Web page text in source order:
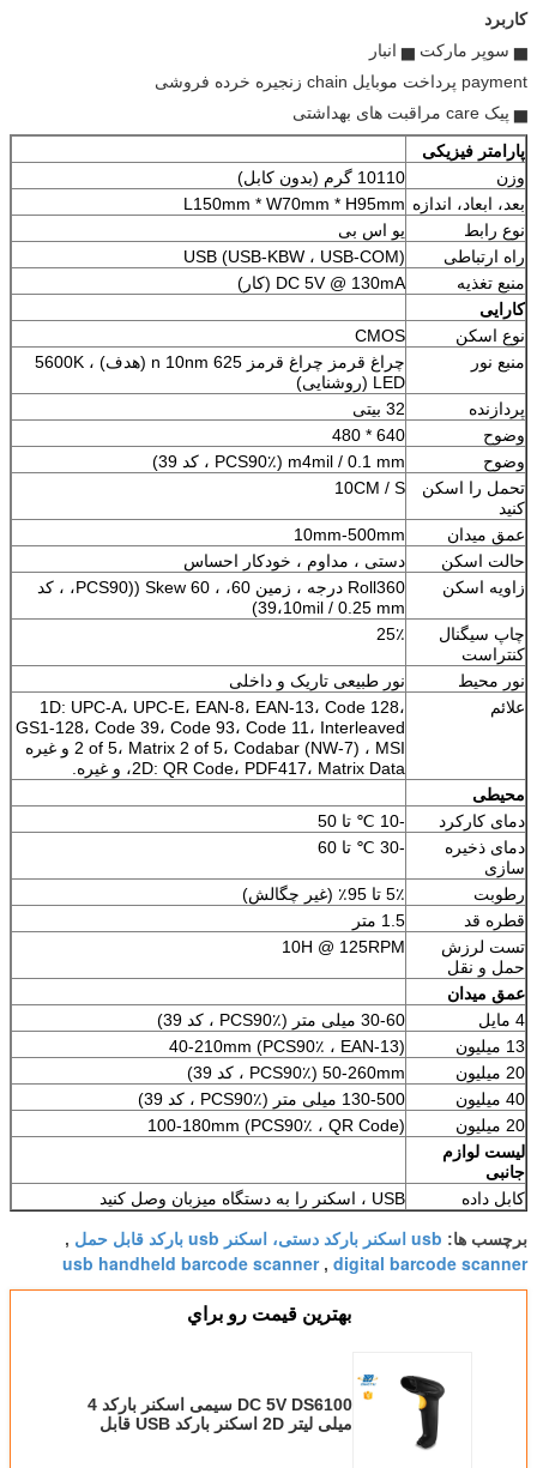
کاربرد
▅ سوپر مارکت ▅ انبار
payment پرداخت موبایل chain زنجیره خرده فروشی
▅ پیک care مراقبت های بهداشتی
پارامتر فیزیکی
وزن
10110 گرم (بدون کابل)
بعد، ابعاد، اندازه L150mm * W70mm * H95mm
نوع رابط
یو اس بی
راه ارتباطی
USB (USB-KBW ، USB-COM)
منبع تغذیه
DC 5V @ 130mA (کار)
کارایی
نوع اسکن
CMOS
منبع نور
چراغ قرمز چراغ قرمز 625 n 10nm (هدف) ، 5600K
LED (روشنایی)
پردازنده
32 بیتی
وضوح
640 * 480
وضوح
m4mil / 0.1 mm (PCS90٪ ، کد 39)
تحمل را اسکن
کنید
10CM / S
عمق میدان
10mm-500mm
حالت اسکن
دستی ، مداوم ، خودکار احساس
زاویه اسکن
Roll360 درجه ، زمین 60، ، Skew 60 ((PCS90، ، کد
39،10mil / 0.25 mm)
چاپ سیگنال
کنتراست
25٪
نور محیط
نور طبیعی تاریک و داخلی
علائم
1D: UPC-A، UPC-E، EAN-8، EAN-13، Code 128،
GS1-128، Code 39، Code 93، Code 11، Interleaved
2 of 5، Matrix 2 of 5، Codabar (NW-7) ، MSI و غیره
2D: QR Code، PDF417، Matrix Data، و غیره.
محیطی
دمای کارکرد
-10 ℃ تا 50
دمای ذخیره
سازی
-30 ℃ تا 60
رطوبت
5٪ تا 95٪ (غیر چگالش)
قطره قد
1.5 متر
تست لرزش
حمل و نقل
10H @ 125RPM
عمق میدان
4 مایل
30-60 میلی متر (PCS90٪ ، کد 39)
13 ميليون
40-210mm (PCS90٪ ، EAN-13)
20 ميليون
50-260mm (PCS90٪ ، کد 39)
40 ميليون
130-500 میلی متر (PCS90٪ ، کد 39)
20 ميليون
100-180mm (PCS90٪ ، QR Code)
لیست لوازم
جانبی
کابل داده
USB ، اسکنر را به دستگاه میزبان وصل کنید
برچسب ها: usb اسکنر بارکد دستی، اسکنر usb بارکد قابل حمل ,
digital barcode scanner
,
usb handheld barcode scanner
بهترين قيمت رو براي
میلی لیتر 2D اسکنر بارکد USB قابل